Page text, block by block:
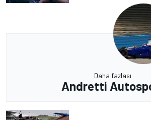
Daha fazlası
Andretti